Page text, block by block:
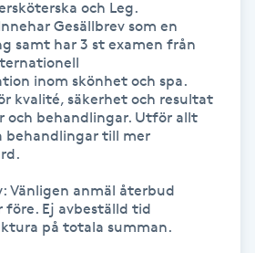
och Leg.
Gesällbrev som en
samt har 3 st examen från
inom skönhet och spa.
kvalité, säkerhet och resultat
och behandlingar. Utför allt
behandlingar till mer
Vänligen anmäl återbud
före. Ej avbeställd tid
på totala summan.